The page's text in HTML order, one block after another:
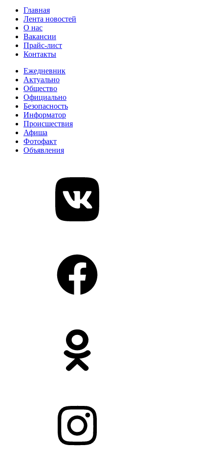
Главная
Лента новостей
О нас
Вакансии
Прайс-лист
Контакты
Ежедневник
Актуально
Общество
Официально
Безопасность
Информатор
Происшествия
Афиша
Фотофакт
Объявления